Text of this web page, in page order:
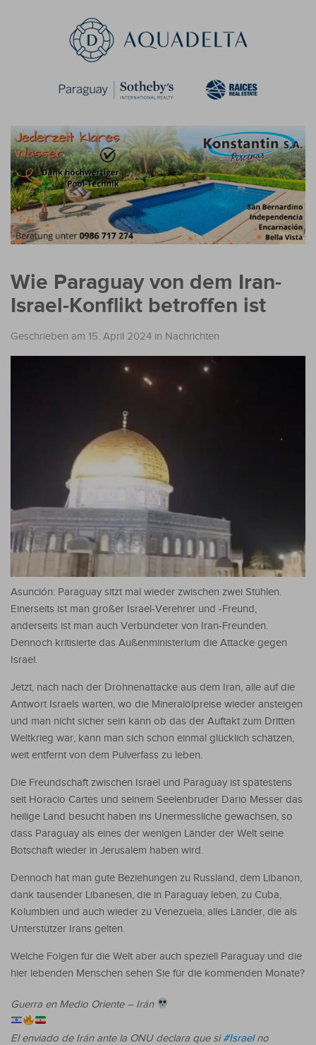
Wie Paraguay von dem Iran-
Israel-Konflikt betroffen ist
Geschrieben am 15. April 2024 in Nachrichten
Asunción: Paraguay sitzt mal wieder zwischen zwei Stühlen.
Einerseits ist man großer Israel-Verehrer und -Freund,
anderseits ist man auch Verbündeter von Iran-Freunden.
Dennoch kritisierte das Außenministerium die Attacke gegen
Israel.
Jetzt, nach nach der Drohnenattacke aus dem Iran, alle auf die
Antwort Israels warten, wo die Mineralölpreise wieder ansteigen
und man nicht sicher sein kann ob das der Auftakt zum Dritten
Weltkrieg war, kann man sich schon einmal glücklich schätzen,
weit entfernt von dem Pulverfass zu leben.
Die Freundschaft zwischen Israel und Paraguay ist spätestens
seit Horacio Cartes und seinem Seelenbruder Dario Messer das
heilige Land besucht haben ins Unermessliche gewachsen, so
dass Paraguay als eines der wenigen Länder der Welt seine
Botschaft wieder in Jerusalem haben wird.
Dennoch hat man gute Beziehungen zu Russland, dem Libanon,
dank tausender Libanesen, die in Paraguay leben, zu Cuba,
Kolumbien und auch wieder zu Venezuela, alles Länder, die als
Unterstützer Irans gelten.
Welche Folgen für die Welt aber auch speziell Paraguay und die
hier lebenden Menschen sehen Sie für die kommenden Monate?
Guerra en Medio Oriente – Irán
El enviado de Irán ante la ONU declara que si#Israelno